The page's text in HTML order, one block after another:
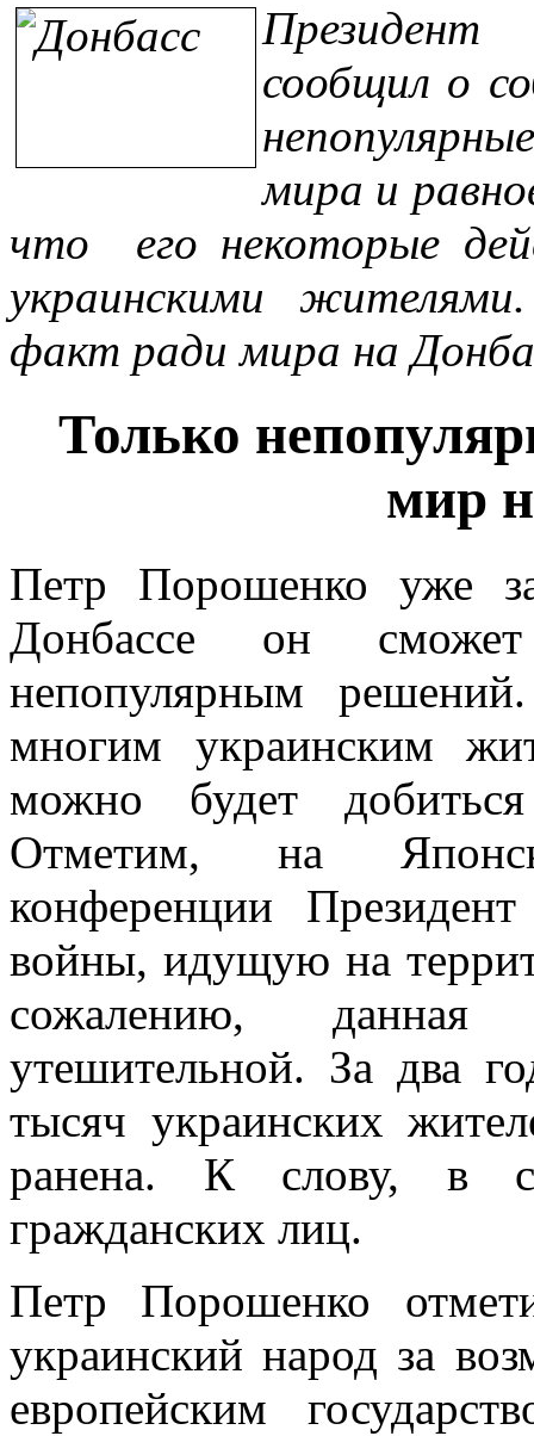
сообщил о
мира и
что его некоторые
украинскими
факт ради мира на
Только
мир
Петр Порошенко уже
Донбассе он
непопулярным
многим украинским
можно будет добиться
Отметим, на
конференции
войны, идущую на
сожалению, данная
утешительной. За два
тысяч украинских
ранена. К слову, в
гражданских лиц.
Петр Порошенко
украинский народ за
европейским